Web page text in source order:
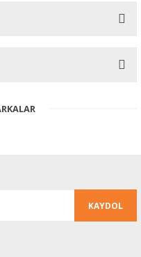
öneri formunu kullanarak
KAYDOL